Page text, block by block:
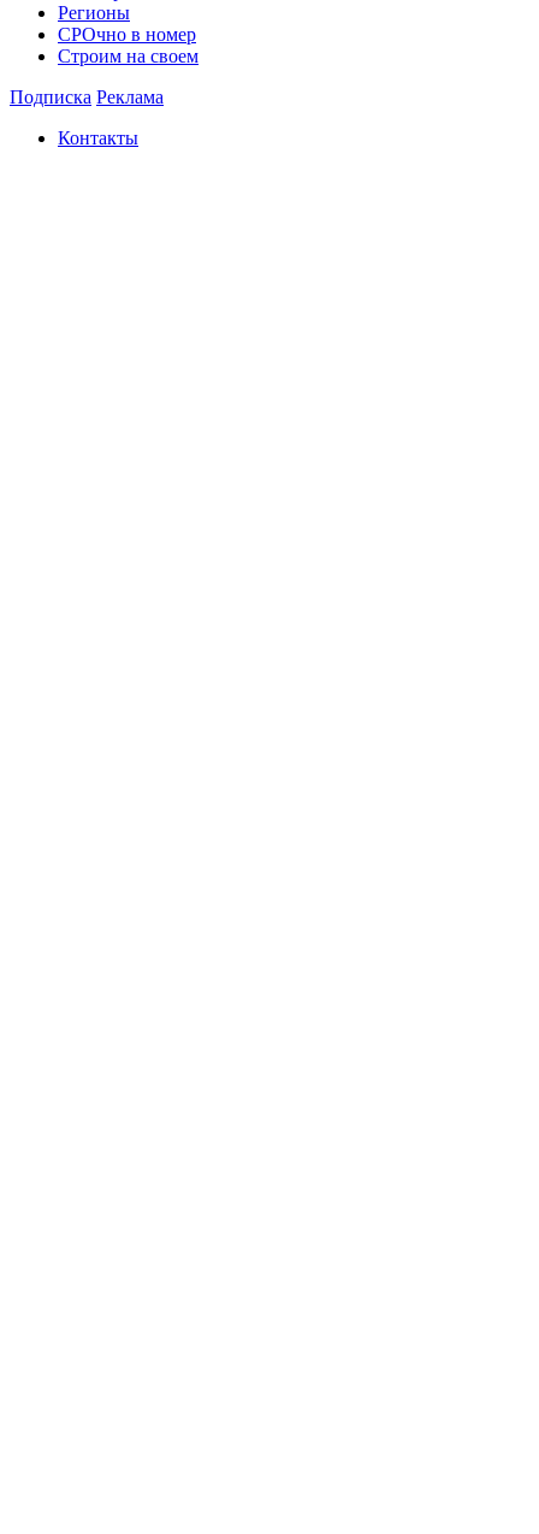
Регионы
СРОчно в номер
Строим на своем
Подписка Реклама
Контакты